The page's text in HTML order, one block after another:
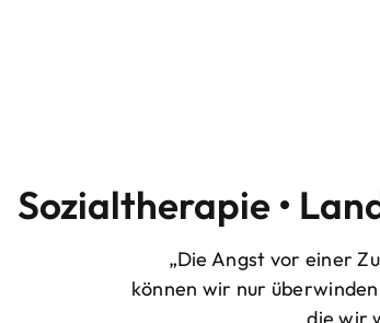
Sozialtherapie •
„Die Angst vor einer
können wir nur